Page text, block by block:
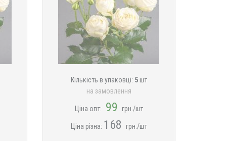
Кількість в упаковці: 5 шт
на замовлення
Ціна опт: 99 грн./шт
Ціна різна: 168 грн./шт